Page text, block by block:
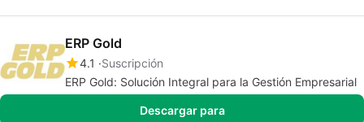
ERP Gold
4.1
Suscripción
ERP Gold: Solución Integral para la Gestión Empresarial
Descargar para